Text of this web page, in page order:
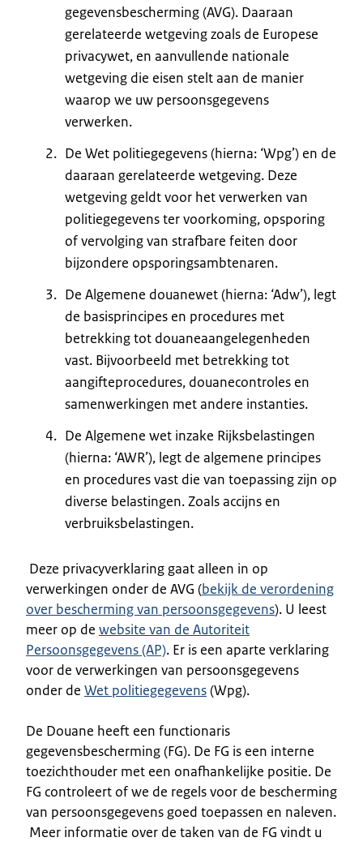
gegevensbescherming (AVG). Daaraan
gerelateerde wetgeving zoals de Europese
privacywet, en aanvullende nationale
wetgeving die eisen stelt aan de manier
waarop we uw persoonsgegevens
verwerken.
De Wet politiegegevens (hierna: ‘Wpg’) en de
daaraan gerelateerde wetgeving. Deze
wetgeving geldt voor het verwerken van
politiegegevens ter voorkoming, opsporing
of vervolging van strafbare feiten door
bijzondere opsporingsambtenaren.
De Algemene douanewet (hierna: ‘Adw’), legt
de basisprincipes en procedures met
betrekking tot douaneaangelegenheden
vast. Bijvoorbeeld met betrekking tot
aangifteprocedures, douanecontroles en
samenwerkingen met andere instanties.
De Algemene wet inzake Rijksbelastingen
(hierna: ‘AWR’), legt de algemene principes
en procedures vast die van toepassing zijn op
diverse belastingen. Zoals accijns en
verbruiksbelastingen.
Deze privacyverklaring gaat alleen in op
verwerkingen onder de AVG (bekijk de verordening
over bescherming van persoonsgegevens). U leest
meer op de website van de Autoriteit
Persoonsgegevens (AP). Er is een aparte verklaring
voor de verwerkingen van persoonsgegevens
onder de Wet politiegegevens(Wpg).
De Douane heeft een functionaris
gegevensbescherming (FG). De FG is een interne
toezichthouder met een onafhankelijke positie. De
FG controleert of we de regels voor de bescherming
van persoonsgegevens goed toepassen en naleven.
Meer informatie over de taken van de FG vindt u